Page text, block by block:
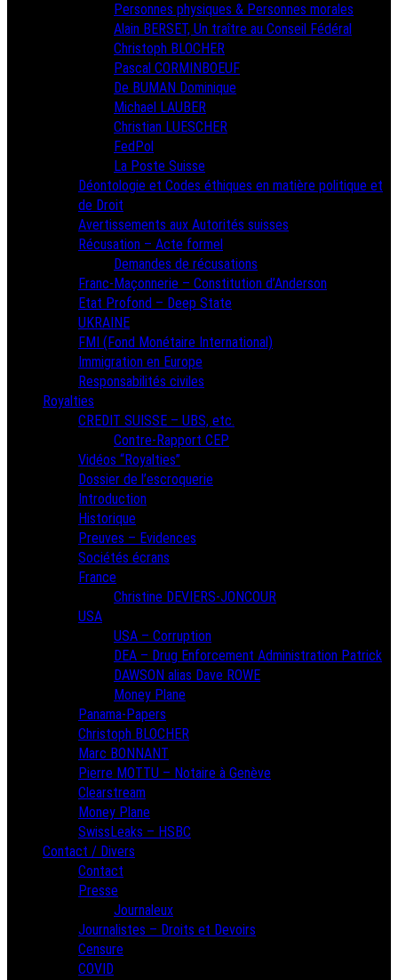
Personnes physiques & Personnes morales
Alain BERSET, Un traître au Conseil Fédéral
Christoph BLOCHER
Pascal CORMINBOEUF
De BUMAN Dominique
Michael LAUBER
Christian LUESCHER
FedPol
La Poste Suisse
Déontologie et Codes éthiques en matière politique et
de Droit
Avertissements aux Autorités suisses
Récusation – Acte formel
Demandes de récusations
Franc-Maçonnerie – Constitution d’Anderson
Etat Profond – Deep State
UKRAINE
FMI (Fond Monétaire International)
Immigration en Europe
Responsabilités civiles
Royalties
CREDIT SUISSE – UBS, etc.
Contre-Rapport CEP
Vidéos “Royalties”
Dossier de l’escroquerie
Introduction
Historique
Preuves – Evidences
Sociétés écrans
France
Christine DEVIERS-JONCOUR
USA
USA – Corruption
DEA – Drug Enforcement Administration Patrick
DAWSON alias Dave ROWE
Money Plane
Panama-Papers
Christoph BLOCHER
Marc BONNANT
Pierre MOTTU – Notaire à Genève
Clearstream
Money Plane
SwissLeaks – HSBC
Contact / Divers
Contact
Presse
Journaleux
Journalistes – Droits et Devoirs
Censure
COVID